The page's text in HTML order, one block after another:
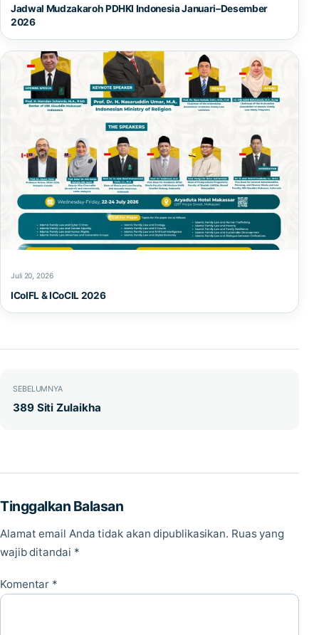
Jadwal Mudzakaroh PDHKI Indonesia Januari–Desember
2026
Juli 20, 2026
ICoIFL & ICoCIL 2026
Navigasi pos
SEBELUMNYA
389 Siti Zulaikha
Tinggalkan Balasan
Alamat email Anda tidak akan dipublikasikan. Ruas yang
wajib ditandai *
Komentar *